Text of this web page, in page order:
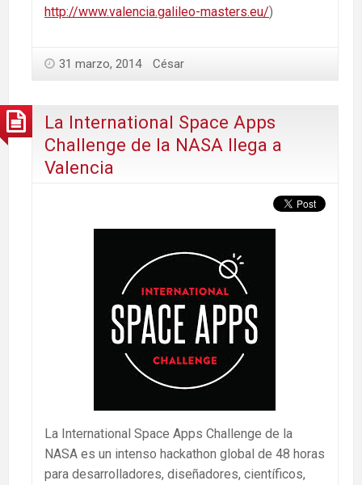
http://www.valencia.galileo-masters.eu/)
31 marzo, 2014 César
La International Space Apps
Challenge de la NASA llega a
Valencia
La International Space Apps Challenge de la
NASA es un intenso hackathon global de 48 horas
para desarrolladores, diseñadores, científicos,